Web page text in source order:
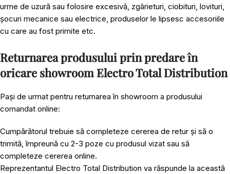
urme de uzură sau folosire excesivă, zgârieturi, ciobituri, lovituri,
șocuri mecanice sau electrice, produselor le lipsesc accesoriile
cu care au fost primite etc.
Returnarea produsului prin predare în
oricare showroom Electro Total Distribution
Pași de urmat pentru returnarea în showroom a produsului
comandat online:
Cumpărătorul trebuie să completeze cererea de retur și să o
trimită, împreună cu 2-3 poze cu produsul vizat sau să
completeze cererea online.
Reprezentantul Electro Total Distribution va răspunde la această